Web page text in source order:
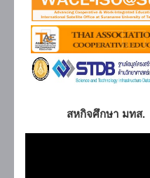
สหกิจศึกษา มทส.